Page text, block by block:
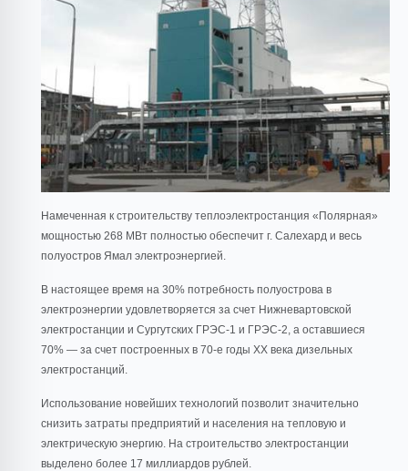
Намеченная к строительству теплоэлектростанция «Полярная»
мощностью 268 МВт полностью обеспечит г. Салехард и весь
полуостров Ямал электроэнергией.
В настоящее время на 30% потребность полуострова в
электроэнергии удовлетворяется за счет Нижневартовской
электростанции и Сургутских ГРЭС-1 и ГРЭС-2, а оставшиеся
70% — за счет построенных в 70-е годы XX века дизельных
электростанций.
Использование новейших технологий позволит значительно
снизить затраты предприятий и населения на тепловую и
электрическую энергию. На строительство электростанции
выделено более 17 миллиардов рублей.